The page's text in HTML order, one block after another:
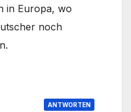
in Europa, wo
noch
ANTWORTEN